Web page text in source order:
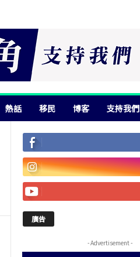
熱話 移民 博客 支持我們
廣告
- Advertisement -